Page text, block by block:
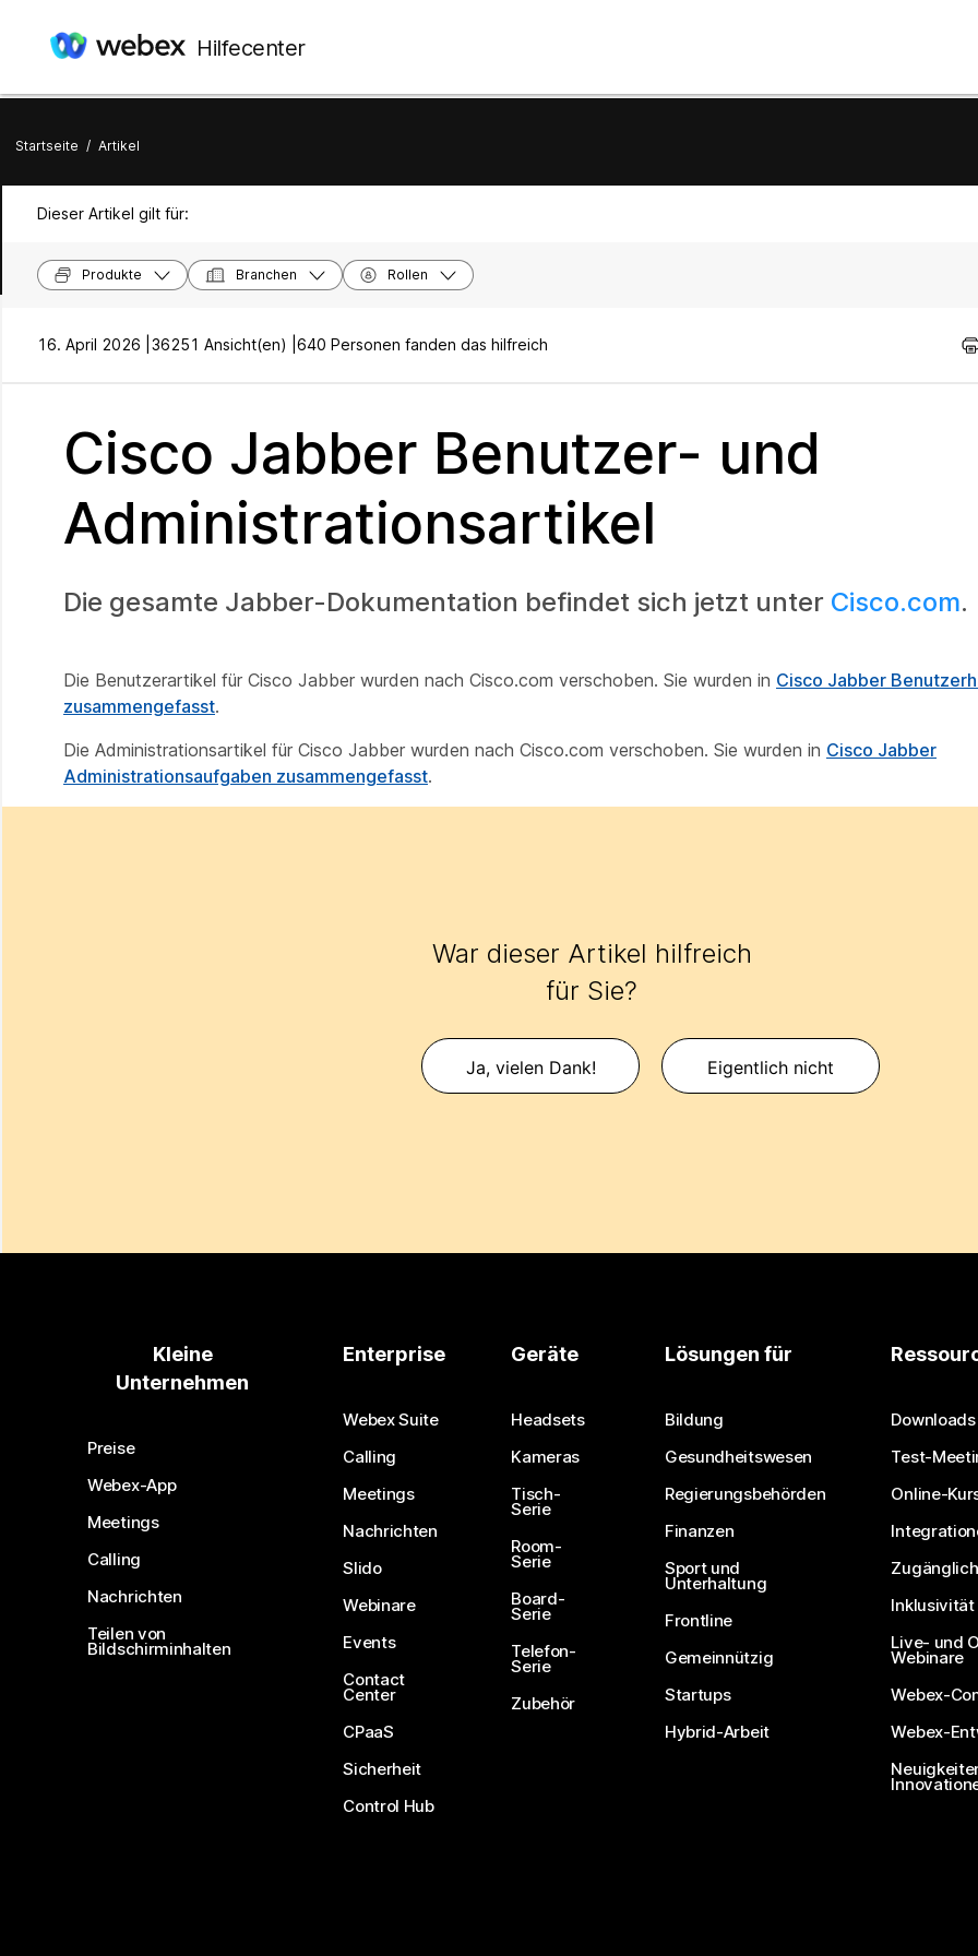
Hilfecenter
Startseite / Artikel
Dieser Artikel gilt für:
Produkte Branchen Rollen
16. April 2026 | 36251 Ansicht(en) | 640 Personen fanden das hilfreich
Cisco Jabber Benutzer- und
Administrationsartikel
Die gesamte Jabber-Dokumentation befindet sich jetzt unter Cisco.com.
Die Benutzerartikel für Cisco Jabber wurden nach Cisco.com verschoben. Sie wurden in Cisco Jabber
zusammengefasst.
Die Administrationsartikel für Cisco Jabber wurden nach Cisco.com verschoben. Sie wurden in Cisco Jabber
Administrationsaufgaben zusammengefasst.
War dieser Artikel hilfreich
für Sie?
Ja, vielen Dank! Eigentlich nicht
Kleine
Unternehmen
Preise
Webex-App
Meetings
Calling
Nachrichten
Teilen von
Bildschirminhalten
Enterprise
Webex Suite
Calling
Meetings
Nachrichten
Slido
Webinare
Events
Contact
Center
CPaaS
Sicherheit
Control Hub
Geräte
Headsets
Kameras
Tisch-
Serie
Room-
Serie
Board-
Serie
Telefon-
Serie
Zubehör
Lösungen für
Bildung
Gesundheitswesen
Regierungsbehörden
Finanzen
Sport und
Unterhaltung
Frontline
Gemeinnützig
Startups
Hybrid-Arbeit
Downloads
Test-
Online-
Inklusivität
Live- und
Webinare
Webex-
Webex-